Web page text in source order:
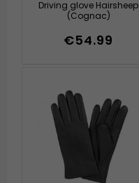
Driving glove Hairsheep
(Cognac)
€54.99